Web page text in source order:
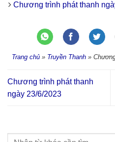
Chương trình phát thanh
Trang chủ » Truyền Thanh »
Chương trình phát thanh
ngày 23/6/2023